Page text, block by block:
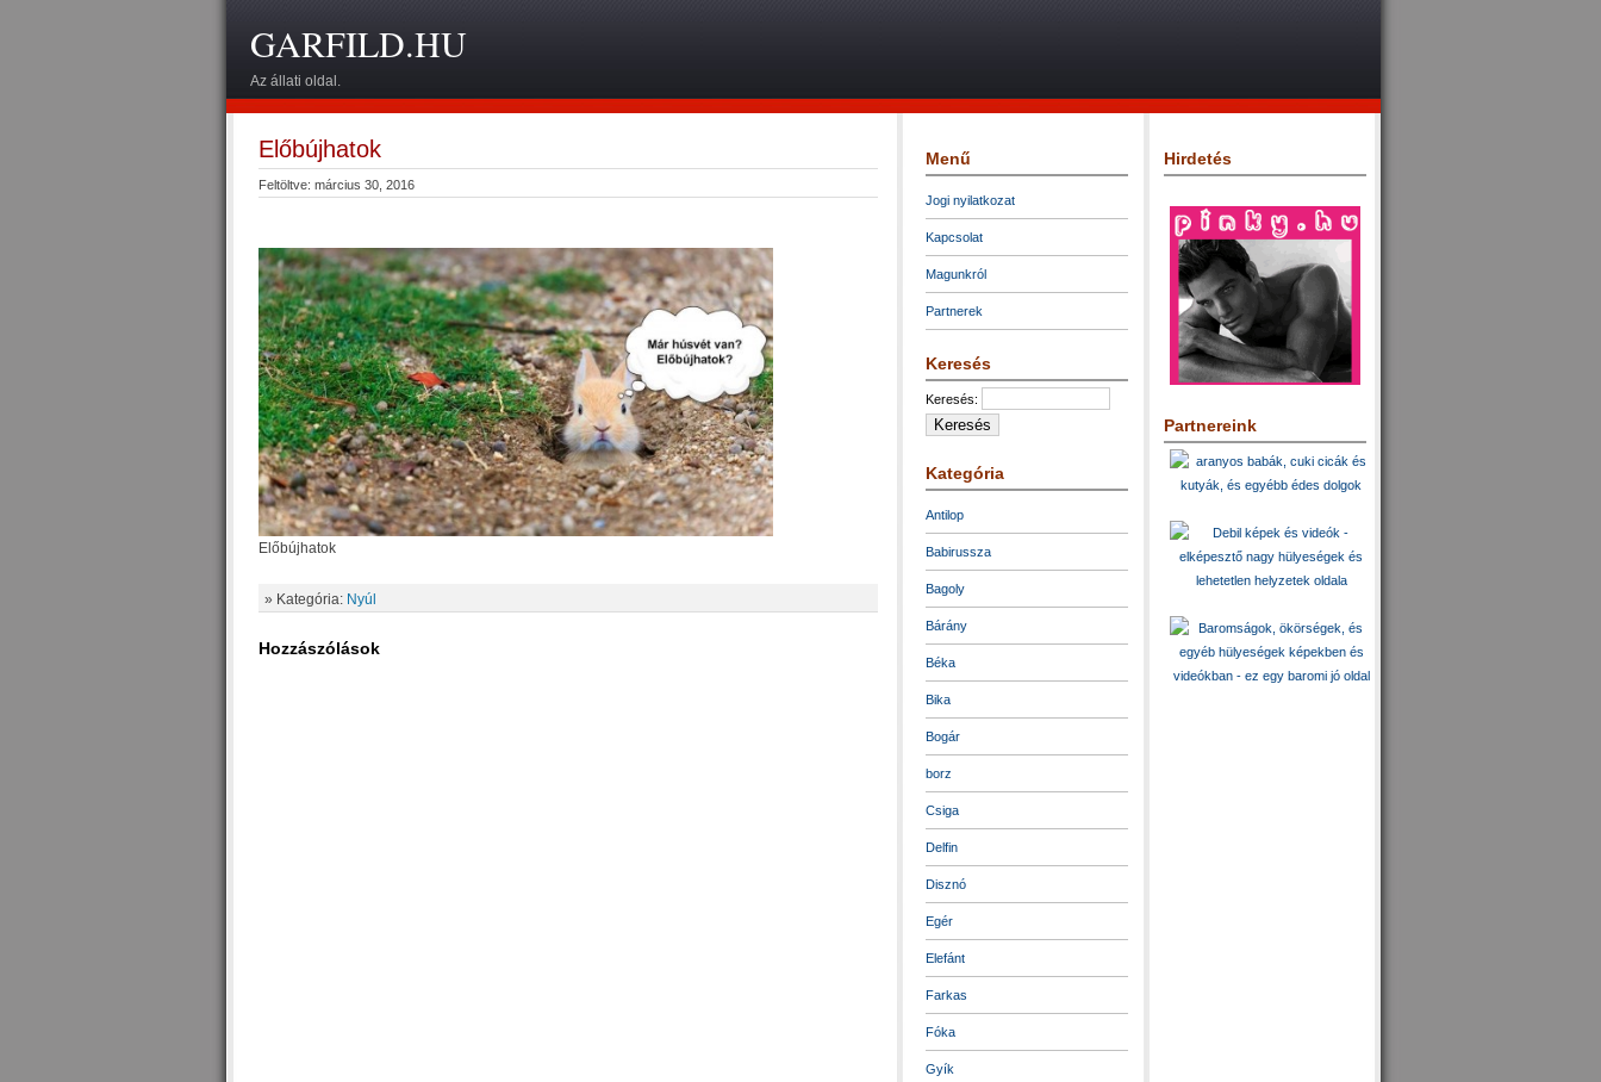
GARFILD.HU
Az állati oldal.
Előbújhatok
Feltöltve: március 30, 2016
Előbújhatok
» Kategória: Nyúl
Hozzászólások
Menű
Jogi nyilatkozat
Kapcsolat
Magunkról
Partnerek
Keresés
Keresés:
Kategória
Antilop
Babirussza
Bagoly
Bárány
Béka
Bika
Bogár
borz
Csiga
Delfin
Disznó
Egér
Elefánt
Farkas
Fóka
Gyík
Hirdetés
Partnereink